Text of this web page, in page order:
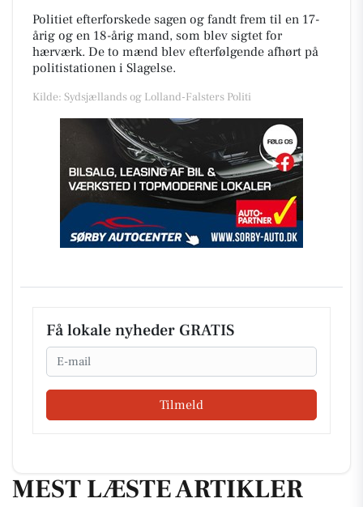
Politiet efterforskede sagen og fandt frem til en 17-
årig og en 18-årig mand, som blev sigtet for
hærværk. De to mænd blev efterfølgende afhørt på
politistationen i Slagelse.
Kilde: Sydsjællands og Lolland-Falsters Politi
Få lokale nyheder GRATIS
Email
Tilmeld
MEST LÆSTE ARTIKLER